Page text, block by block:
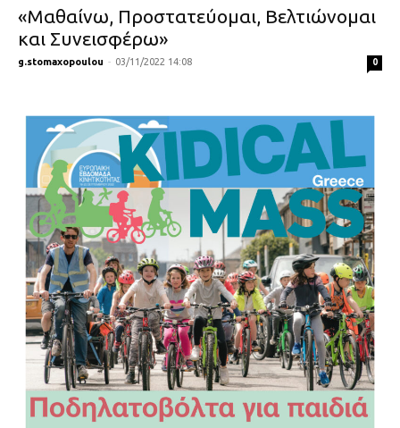
«Μαθαίνω, Προστατεύομαι, Βελτιώνομαι
και Συνεισφέρω»
g.stomaxopoulou - 03/11/2022 14:08 0